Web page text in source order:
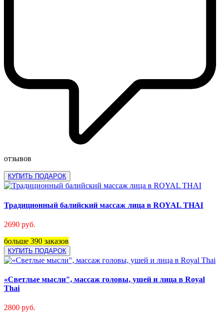
отзывов
КУПИТЬ ПОДАРОК
Традиционный балийский массаж лица в ROYAL THAI
2690 руб.
больше 390 заказов
КУПИТЬ ПОДАРОК
«Светлые мысли", массаж головы, ушей и лица в Royal
Thai
2800 руб.